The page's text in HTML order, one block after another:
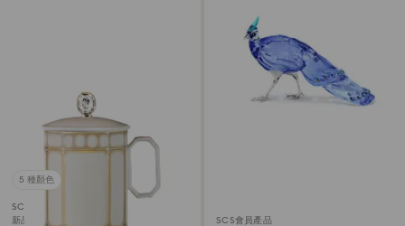
5 種顏色
SCS會員產品
新品
SCS會員產品